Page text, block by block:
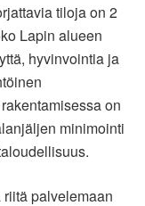
tiloja on 2
Lapin alueen
hyvinvointia ja
on
minimointi
palvelemaan